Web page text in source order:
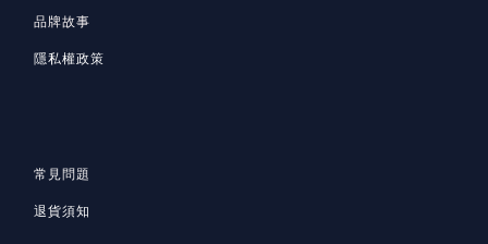
品牌故事
隱私權政策
常見問題
退貨須知